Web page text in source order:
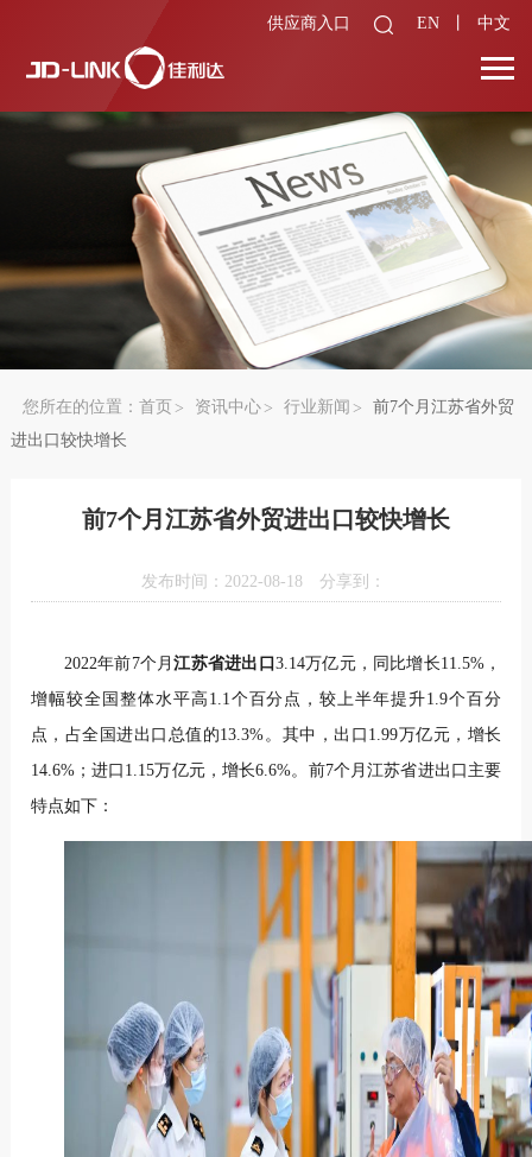
供应商入口 EN 中文
您所在的位置： 首页 资讯中心 行业新闻
前7个月江苏省外贸
进出口较快增长
前7个月江苏省外贸进出口较快增长
发布时间：2022-08-18 分享到：
2022年前7个月江苏省进出口 3.14万亿元，同比增长11.5%，
增幅较全国整体水平高1.1个百分点，较上半年提升1.9个百分
点，占全国进出口总值的13.3%。其中，出口1.99万亿元，增长
14.6%；进口1.15万亿元，增长6.6%。前7个月江苏省进出口主要
特点如下：